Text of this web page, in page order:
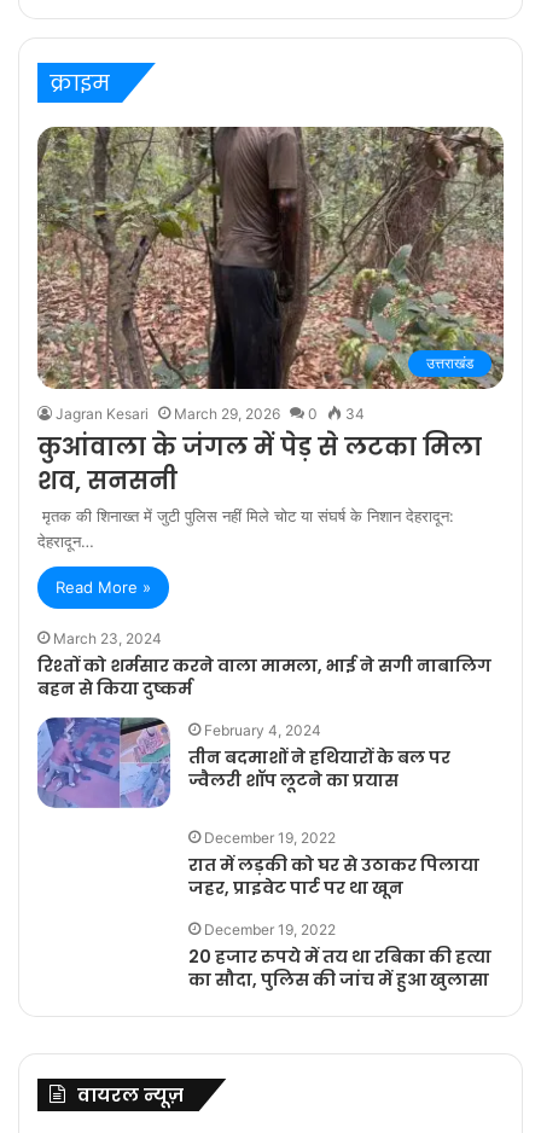
प्रविष्ट मिश्रा, कलर्स के
‘बरेली के बच्चन’ में
क्राइम
उत्तराखंड
Jagran Kesari March 29, 2026 0 34
कुआंवाला के जंगल में पेड़ से लटका मिला
शव, सनसनी
मृतक की शिनाख्त में जुटी पुलिस नहीं मिले चोट या संघर्ष के निशान देहरादून:
देहरादून…
Read More »
March 23, 2024
रिश्तों को शर्मसार करने वाला मामला, भाई ने सगी नाबालिग
बहन से किया दुष्कर्म
February 4, 2024
तीन बदमाशों ने हथियारों के बल पर
ज्वैलरी शॉप लूटने का प्रयास
December 19, 2022
रात में लड़की को घर से उठाकर पिलाया
जहर, प्राइवेट पार्ट पर था खून
December 19, 2022
20 हजार रुपये में तय था रबिका की हत्या
का सौदा, पुलिस की जांच में हुआ खुलासा
वायरल न्यूज़